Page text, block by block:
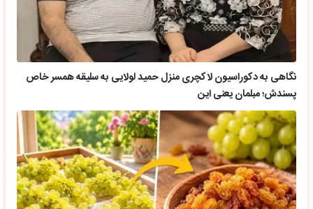
نگاهی به دکوراسیون لاکچری منزل حمید لولایی به سلیقه همسر خاص
پسندش؛ مبلمان یعنی این